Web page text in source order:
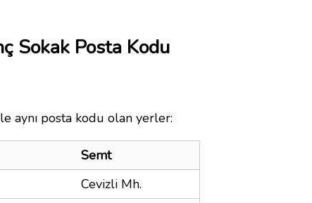
Sokak Posta Kodu
aynı posta kodu olan yerler:
Semt
Cevizli Mh.